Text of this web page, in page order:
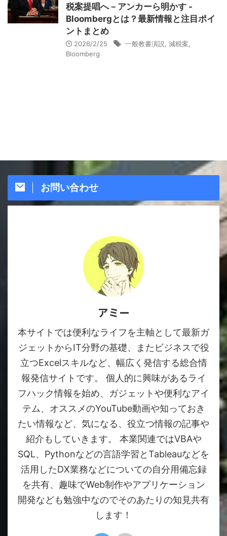
税案提唱へ－アンカーら明かす -
Bloombergとは？最新情報と注目ポイ
ントまとめ
2026/2/25 一般教書演説 減税案
Bloomberg
お問い合わせ
アミー
本サイトでは便利なライフを主軸として最新ガ
ジェットからIT分野の基礎、またビジネスで役
立つExcelスキルなど、幅広く発信する総合情
報発信サイトです。 個人的に興味があるライ
フハック情報を始め、ガジェットや便利なアイ
テム、オススメのYouTube動画や知っておき
たい情報など、気になる、役立つ情報の記事や
紹介もしていきます。 本業関連ではVBAや
SQL、Pythonなどの言語学習とTableauなどを
活用したDX業務などについての自分用備忘録
を共有、趣味でWeb制作やアプリケーション
開発なども勉強中なのでそのあたりの知見共有
します！